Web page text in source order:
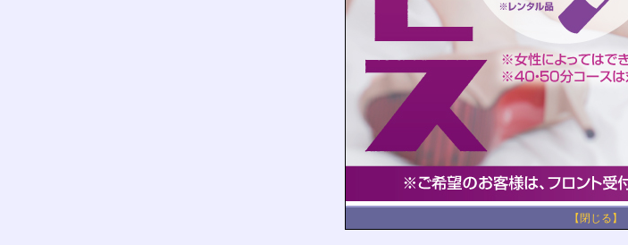
【閉じる】